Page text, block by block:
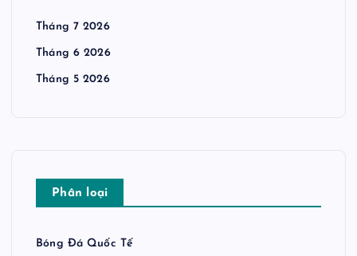
Tháng 7 2026
Tháng 6 2026
Tháng 5 2026
Phân loại
Bóng Đá Quốc Tế